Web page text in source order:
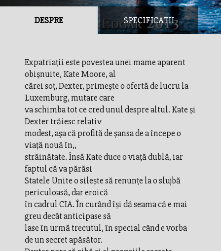
DESPRE SPECIFICAȚII
Expatriaţii este povestea unei mame aparent
obişnuite, Kate Moore, al
cărei soţ, Dexter, primeşte o ofertă de lucru la
Luxemburg, mutare care
va schimba tot ce cred unul despre altul. Kate şi
Dexter trăiesc relativ
modest, aşa că profită de şansa de a începe o
viaţă nouă în,,
străinătate. Însă Kate duce o viaţă dublă, iar
faptul că va părăsi
Statele Unite o sileşte să renunţe la o slujbă
periculoasă, dar eroică
în cadrul CIA. În curând îşi dă seama că e mai
greu decât anticipase să
lase în urmă trecutul, în special când e vorba
de un secret apăsător.